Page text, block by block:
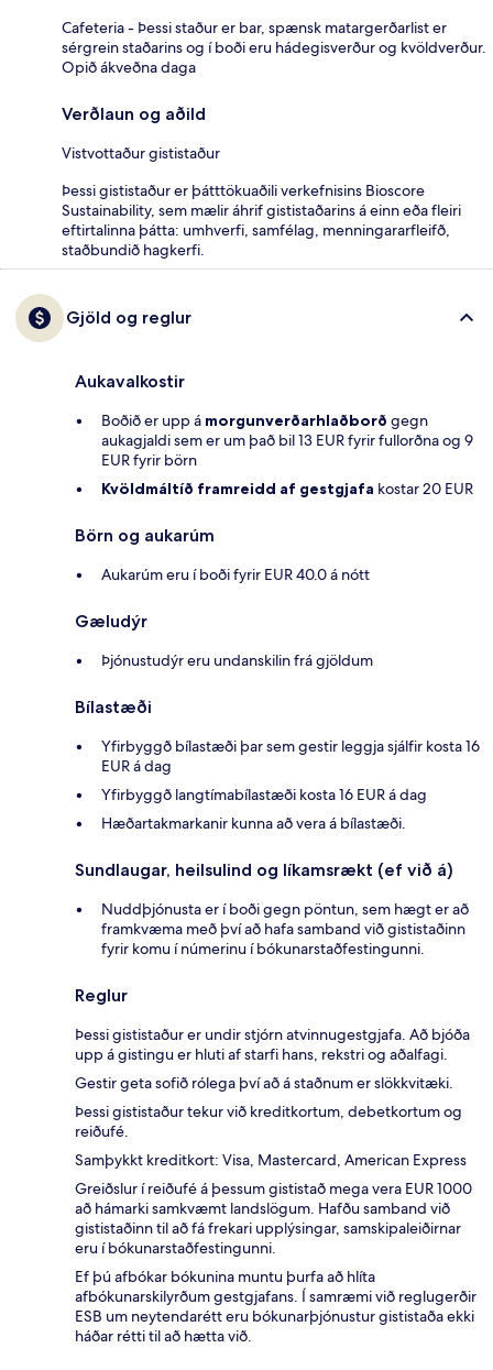
Cafeteria - Þessi staður er bar, spænsk matargerðarlist er
sérgrein staðarins og í boði eru hádegisverður og kvöldverður.
Opið ákveðna daga
Verðlaun og aðild
Vistvottaður gististaður
Þessi gististaður er þátttökuaðili verkefnisins Bioscore
Sustainability, sem mælir áhrif gististaðarins á einn eða fleiri
eftirtalinna þátta: umhverfi, samfélag, menningararfleifð,
staðbundið hagkerfi.
Gjöld og reglur
Aukavalkostir
Boðið er upp á morgunverðarhlaðborð gegn
aukagjaldi sem er um það bil 13 EUR fyrir fullorðna og 9
EUR fyrir börn
Kvöldmáltíð framreidd af gestgjafa kostar 20 EUR
Börn og aukarúm
Aukarúm eru í boði fyrir EUR 40.0 á nótt
Gæludýr
Þjónustudýr eru undanskilin frá gjöldum
Bílastæði
Yfirbyggð bílastæði þar sem gestir leggja sjálfir kosta 16
EUR á dag
Yfirbyggð langtímabílastæði kosta 16 EUR á dag
Hæðartakmarkanir kunna að vera á bílastæði.
Sundlaugar, heilsulind og líkamsrækt (ef við á)
Nuddþjónusta er í boði gegn pöntun, sem hægt er að
framkvæma með því að hafa samband við gististaðinn
fyrir komu í númerinu í bókunarstaðfestingunni.
Reglur
Þessi gististaður er undir stjórn atvinnugestgjafa. Að bjóða
upp á gistingu er hluti af starfi hans, rekstri og aðalfagi.
Gestir geta sofið rólega því að á staðnum er slökkvitæki.
Þessi gististaður tekur við kreditkortum, debetkortum og
reiðufé.
Samþykkt kreditkort: Visa, Mastercard, American Express
Greiðslur í reiðufé á þessum gististað mega vera EUR 1000
að hámarki samkvæmt landslögum. Hafðu samband við
gististaðinn til að fá frekari upplýsingar, samskipaleiðirnar
eru í bókunarstaðfestingunni.
Ef þú afbókar bókunina muntu þurfa að hlíta
afbókunarskilyrðum gestgjafans. Í samræmi við reglugerðir
ESB um neytendarétt eru bókunarþjónustur gististaða ekki
háðar rétti til að hætta við.